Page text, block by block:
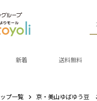
新着 送料無料
プ一覧 京・美山ゆばゆう豆